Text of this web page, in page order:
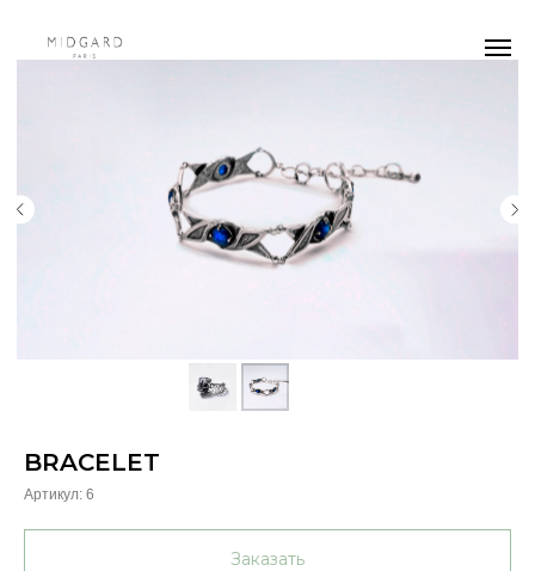
BRACELET
Артикул: 6
Заказать